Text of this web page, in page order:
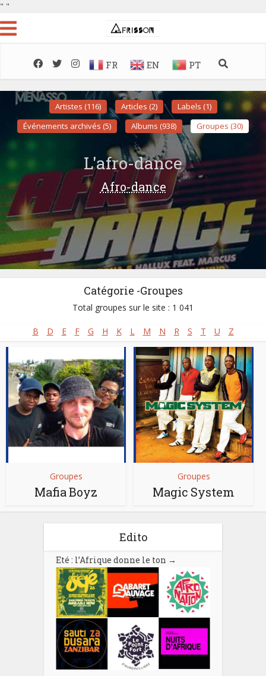
" "
FR EN PT
Artistes (116) Articles (2)
Labels (1)
Événements archivés (5)
Albums (938) Groupes (30)
L'afro-dance
Afro-dance
Catégorie -Groupes
Total groupes sur le site : 1 041
B D E F G H K L M N R S T U Z
Groupes
Mafia Boyz
Groupes
Magic System
Edito
Eté : l’Afrique donne le ton →